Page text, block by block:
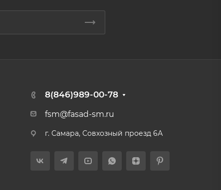
8(846)989-00-78
fsm@fasad-sm.ru
г. Самара, Совхозный проезд 6А